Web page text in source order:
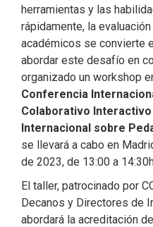
herramientas y las
rápidamente, la
académicos se convierte
abordar este desafío en
organizado un workshop
Conferencia
Colaborativo Interactivo
Internacional sobre
se llevará a cabo en
de 2023, de 13:00 a
El taller, patrocinado por
Decanos y Directores de
abordará la acreditación